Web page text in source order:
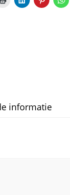
informatie